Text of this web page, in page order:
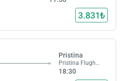
3.831₺
Pristina
Pristina Flughafen
18:30